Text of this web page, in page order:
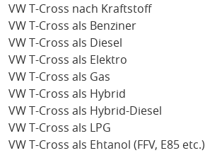
VW T-Cross nach Kraftstoff
VW T-Cross als Benziner
VW T-Cross als Diesel
VW T-Cross als Elektro
VW T-Cross als Gas
VW T-Cross als Hybrid
VW T-Cross als Hybrid-Diesel
VW T-Cross als LPG
VW T-Cross als Ehtanol (FFV, E85 etc.)